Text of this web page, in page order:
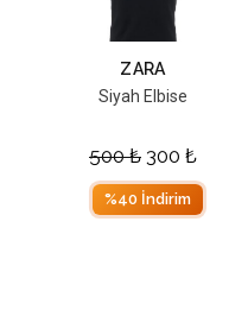
ZARA
Siyah Elbise
500₺ 300 ₺
%40 İndirim